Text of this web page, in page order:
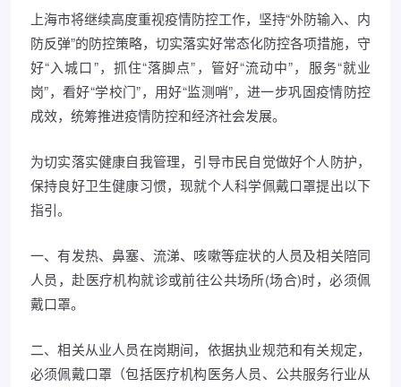
上海市将继续高度重视疫情防控工作，坚持“外防输入、内
防反弹”的防控策略，切实落实好常态化防控各项措施，守
好“入城口”，抓住“落脚点”，管好“流动中”，服务“就业
岗”，看好“学校门”，用好“监测哨”，进一步巩固疫情防控
成效，统筹推进疫情防控和经济社会发展。
为切实落实健康自我管理，引导市民自觉做好个人防护，
保持良好卫生健康习惯，现就个人科学佩戴口罩提出以下
指引。
一、有发热、鼻塞、流涕、咳嗽等症状的人员及相关陪同
人员，赴医疗机构就诊或前往公共场所(场合)时，必须佩
戴口罩。
二、相关从业人员在岗期间，依据执业规范和有关规定，
必须佩戴口罩（包括医疗机构医务人员、公共服务行业从